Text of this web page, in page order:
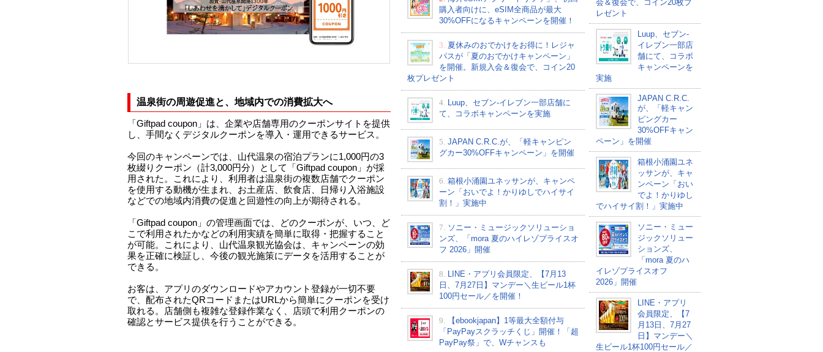
温泉街の周遊促進と、地域内での消費拡大へ
「Giftpad coupon」は、企業や店舗専用のクーポンサイトを提供
し、手間なくデジタルクーポンを導入・運用できるサービス。
今回のキャンペーンでは、山代温泉の宿泊プランに1,000円の3
枚綴りクーポン（計3,000円分）として「Giftpad coupon」が採
用された。これにより、利用者は温泉街の複数店舗でクーポン
を使用する動機が生まれ、お土産店、飲食店、日帰り入浴施設
などでの地域内消費の促進と回遊性の向上が期待される。
「Giftpad coupon」の管理画面では、どのクーポンが、いつ、ど
こで利用されたかなどの利用実績を簡単に取得・把握すること
が可能。これにより、山代温泉観光協会は、キャンペーンの効
果を正確に検証し、今後の観光施策にデータを活用することが
できる。
お客は、アプリのダウンロードやアカウント登録が一切不要
で、配布されたQRコードまたはURLから簡単にクーポンを受け
取れる。店舗側も複雑な登録作業なく、店頭で利用クーポンの
確認とサービス提供を行うことができる。
購入者向けに、eSIM全商品が最大
30%OFFになるキャンペーンを開催！
3. 夏休みのおでかけをお得に！レジャ
パスが「夏のおでかけキャンペーン」
を開催。新規入会＆復会で、コイン20
枚プレゼント
4. Luup、セブン‐イレブン一部店舗に
て、コラボキャンペーンを実施
5. JAPAN C.R.C.が、「軽キャンピン
グカー30%OFFキャンペーン」を開催
6. 箱根小涌園ユネッサンが、キャンペ
ーン「おいでよ！かりゆしでハイサイ
割！」実施中
7.
ソニー・ミュージックソリューショ
ンズ、「mora 夏のハイレゾプライスオ
フ 2026」開催
8. LINE・アプリ会員限定、【7月13
日、7月27日】マンデー＼生ビール1杯
100円セール／を開催！
9.
【ebookjapan】1等最大全額付与
「PayPayスクラッチくじ」開催！「超
PayPay祭」で、Wチャンスも
会＆復会で、コイン20枚プ
レゼント
Luup、セブン‐
イレブン一部店
舗にて、コラボ
キャンペーンを
実施
JAPAN C.R.C.
が、「軽キャン
ピングカー
30%OFFキャン
ペーン」を開催
箱根小涌園ユネ
ッサンが、キャ
ンペーン「おい
でよ！かりゆし
でハイサイ割！」実施中
ソニー・ミュー
ジックソリュー
ションズ、
「mora 夏のハ
イレゾプライスオフ
2026」開催
LINE・アプリ
会員限定、【7
月13日、7月27
日】マンデー＼
生ビール1杯100円セール／